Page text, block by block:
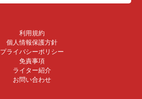
利用規約
個人情報保護方針
プライバシーポリシー
免責事項
ライター紹介
お問い合わせ